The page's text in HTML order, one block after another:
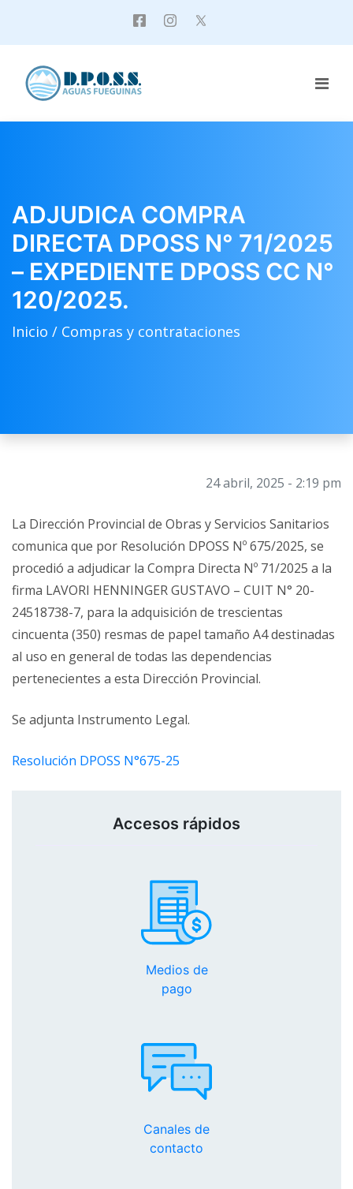
ADJUDICA COMPRA
DIRECTA DPOSS N° 71/2025
– EXPEDIENTE DPOSS CC N°
120/2025.
Inicio / Compras y contrataciones
24 abril, 2025 - 2:19 pm
La Dirección Provincial de Obras y Servicios Sanitarios
comunica que por Resolución DPOSS Nº 675/2025, se
procedió a adjudicar la Compra Directa Nº 71/2025 a la
firma LAVORI HENNINGER GUSTAVO – CUIT N° 20-
24518738-7, para la adquisición de trescientas
cincuenta (350) resmas de papel tamaño A4 destinadas
al uso en general de todas las dependencias
pertenecientes a esta Dirección Provincial.
Se adjunta Instrumento Legal.
Resolución DPOSS N°675-25
Accesos rápidos
Medios de
pago
Canales de
contacto